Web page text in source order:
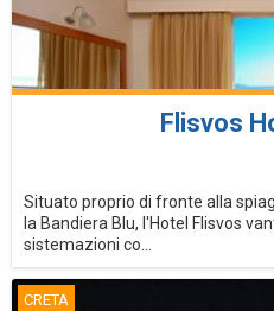
Flisvos
Situato proprio di fronte alla
la Bandiera Blu, l'Hotel Flisvos
sistemazioni co...
CRETA